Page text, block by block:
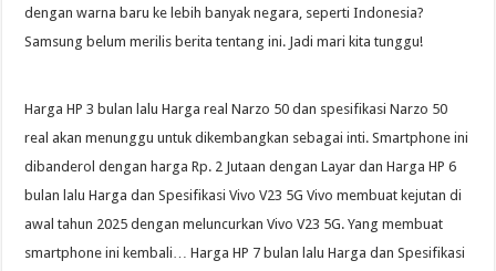
dengan warna baru ke lebih banyak negara, seperti Indonesia?
Samsung belum merilis berita tentang ini. Jadi mari kita tunggu!
Harga HP 3 bulan lalu Harga real Narzo 50 dan spesifikasi Narzo 50
real akan menunggu untuk dikembangkan sebagai inti. Smartphone ini
dibanderol dengan harga Rp. 2 Jutaan dengan Layar dan Harga HP 6
bulan lalu Harga dan Spesifikasi Vivo V23 5G Vivo membuat kejutan di
awal tahun 2025 dengan meluncurkan Vivo V23 5G. Yang membuat
smartphone ini kembali… Harga HP 7 bulan lalu Harga dan Spesifikasi